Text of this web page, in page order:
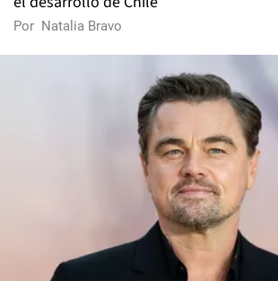
Por Natalia Bravo